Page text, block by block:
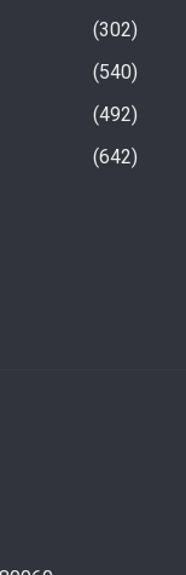
302
540
492
642